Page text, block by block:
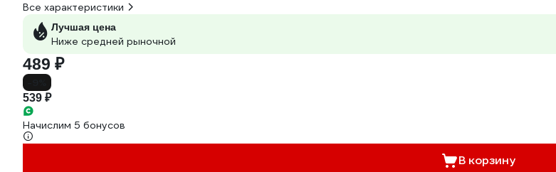
Все характеристики
Лучшая цена
Ниже средней рыночной
489 ₽
539 ₽
Начислим 5 бонусов
В корзину